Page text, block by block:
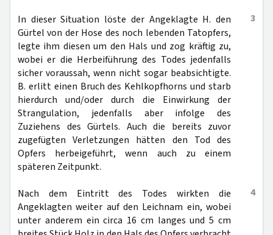
3
In dieser Situation löste der Angeklagte H. den
Gürtel von der Hose des noch lebenden Tatopfers,
legte ihm diesen um den Hals und zog kräftig zu,
wobei er die Herbeiführung des Todes jedenfalls
sicher voraussah, wenn nicht sogar beabsichtigte.
B. erlitt einen Bruch des Kehlkopfhorns und starb
hierdurch und/oder durch die Einwirkung der
Strangulation, jedenfalls aber infolge des
Zuziehens des Gürtels. Auch die bereits zuvor
zugefügten Verletzungen hätten den Tod des
Opfers herbeigeführt, wenn auch zu einem
späteren Zeitpunkt.
4
Nach dem Eintritt des Todes wirkten die
Angeklagten weiter auf den Leichnam ein, wobei
unter anderem ein circa 16 cm langes und 5 cm